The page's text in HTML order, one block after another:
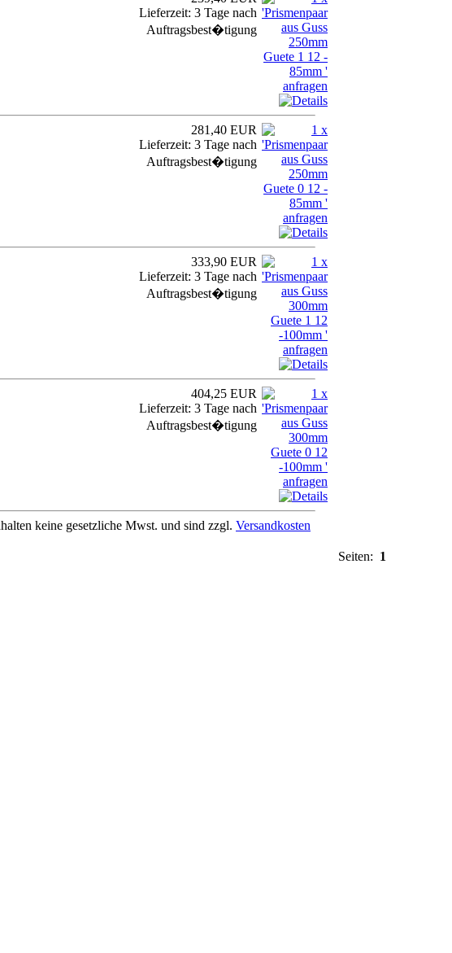
Lieferzeit: 3 Tage nach
Auftragsbest�tigung
281,40 EUR
Lieferzeit: 3 Tage nach
Auftragsbest�tigung
333,90 EUR
Lieferzeit: 3 Tage nach
Auftragsbest�tigung
404,25 EUR
Lieferzeit: 3 Tage nach
Auftragsbest�tigung
keine gesetzliche Mwst. und sind zzgl. Versandkosten
Seiten: 1